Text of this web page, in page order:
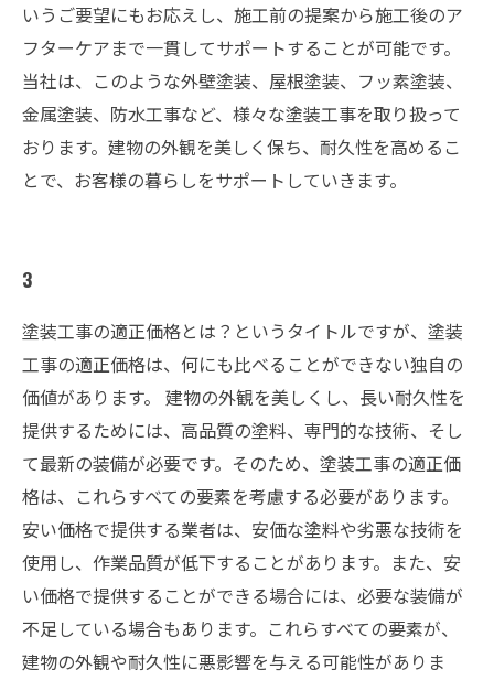
いうご要望にもお応えし、施工前の提案から施工後のア
フターケアまで一貫してサポートすることが可能です。
当社は、このような外壁塗装、屋根塗装、フッ素塗装、
金属塗装、防水工事など、様々な塗装工事を取り扱って
おります。建物の外観を美しく保ち、耐久性を高めるこ
とで、お客様の暮らしをサポートしていきます。
3
塗装工事の適正価格とは？というタイトルですが、塗装
工事の適正価格は、何にも比べることができない独自の
価値があります。 建物の外観を美しくし、長い耐久性を
提供するためには、高品質の塗料、専門的な技術、そし
て最新の装備が必要です。そのため、塗装工事の適正価
格は、これらすべての要素を考慮する必要があります。
安い価格で提供する業者は、安価な塗料や劣悪な技術を
使用し、作業品質が低下することがあります。また、安
い価格で提供することができる場合には、必要な装備が
不足している場合もあります。これらすべての要素が、
建物の外観や耐久性に悪影響を与える可能性がありま